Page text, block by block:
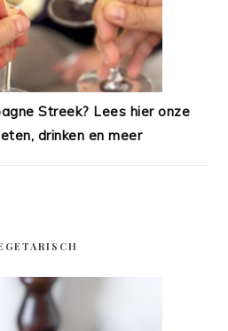
Streek? Lees hier onze
drinken en meer